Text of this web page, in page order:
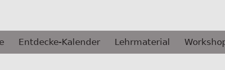
Entdecke-Kalender Lehrmaterial